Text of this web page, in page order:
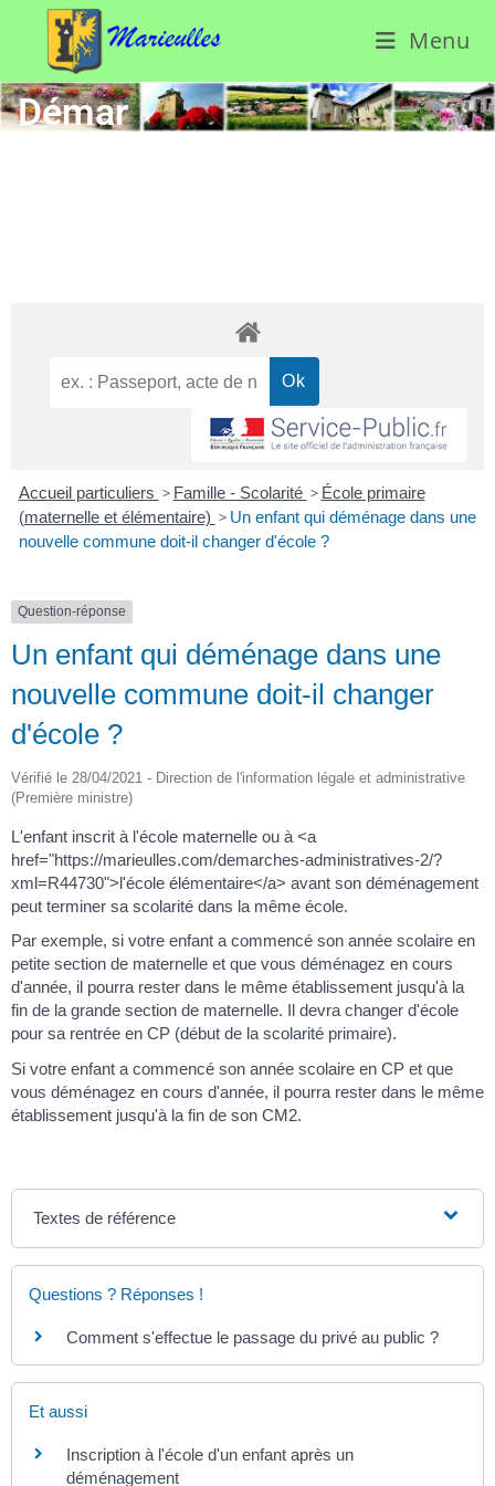
Menu
Démar
Accueil particuliers > Famille - Scolarité > École primaire
(maternelle et élémentaire) > Un enfant qui déménage dans une
nouvelle commune doit-il changer d'école ?
Question-réponse
Un enfant qui déménage dans une
nouvelle commune doit-il changer
d'école ?
Vérifié le 28/04/2021 - Direction de l'information légale et administrative
(Première ministre)
L'enfant inscrit à l'école maternelle ou à <a
href="https://marieulles.com/demarches-administratives-2/?
xml=R44730">l'école élémentaire</a> avant son déménagement
peut terminer sa scolarité dans la même école.
Par exemple, si votre enfant a commencé son année scolaire en
petite section de maternelle et que vous déménagez en cours
d'année, il pourra rester dans le même établissement jusqu'à la
fin de la grande section de maternelle. Il devra changer d'école
pour sa rentrée en CP (début de la scolarité primaire).
Si votre enfant a commencé son année scolaire en CP et que
vous déménagez en cours d'année, il pourra rester dans le même
établissement jusqu'à la fin de son CM2.
Textes de référence
Questions ? Réponses !
Comment s'effectue le passage du privé au public ?
Et aussi
Inscription à l'école d'un enfant après un
déménagement